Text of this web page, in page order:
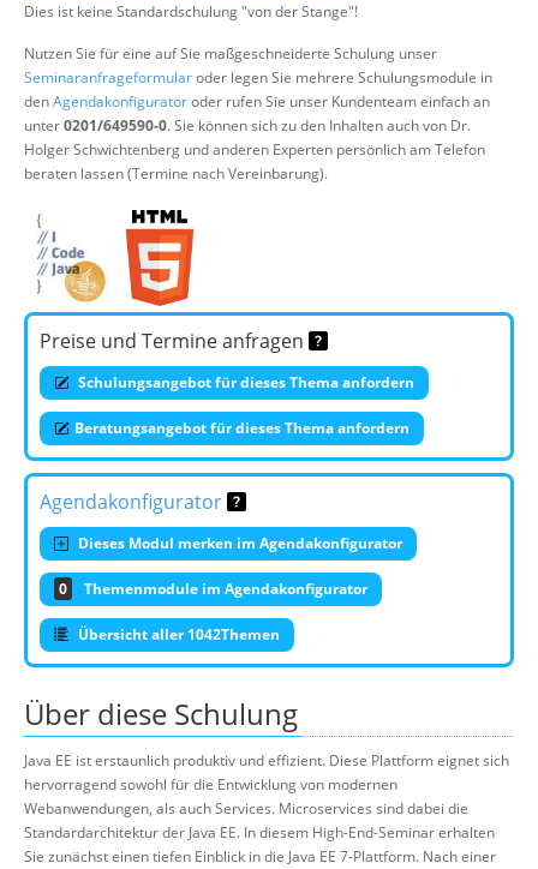
Dies ist keine Standardschulung "von der Stange"!
Nutzen Sie für eine auf Sie maßgeschneiderte Schulung unser
Seminaranfrageformularoder legen Sie mehrere Schulungsmodule in
denAgendakonfiguratoroder rufen Sie unser Kundenteam einfach an
unter0201/649590-0. Sie können sich zu den Inhalten auch von Dr.
Holger Schwichtenberg und anderen Experten persönlich am Telefon
beraten lassen (Termine nach Vereinbarung).
Preise und Termine anfragen
Schulungsangebot für dieses Thema anfordern
Beratungsangebot für dieses Thema anfordern
Agendakonfigurator
Dieses Modul merken im Agendakonfigurator
0 Themenmodule im Agendakonfigurator
Übersicht aller 1042Themen
Über diese Schulung
Java EE ist erstaunlich produktiv und effizient. Diese Plattform eignet sich
hervorragend sowohl für die Entwicklung von modernen
Webanwendungen, als auch Services. Microservices sind dabei die
Standardarchitektur der Java EE. In diesem High-End-Seminar erhalten
Sie zunächst einen tiefen Einblick in die Java EE 7-Plattform. Nach einer